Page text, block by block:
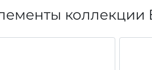
коллекции